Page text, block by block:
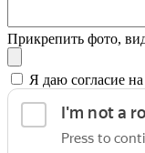
Прикрепить фото,
Я даю согласие на